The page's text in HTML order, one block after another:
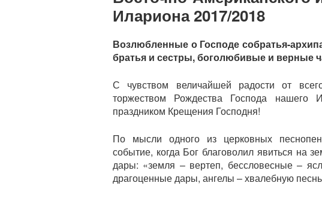
Илариона 2017/2018
Возлюбленные о Господе собратья-
братья и сестры, боголюбивые и верные
С чувством величайшей радости от
торжеством Рождества Господа нашего
праздником Крещения Господня!
По мысли одного из церковных
событие, когда Бог благоволил явиться на
дары: «земля – вертеп, бессловесные –
драгоценные дары, ангелы – хвалебную